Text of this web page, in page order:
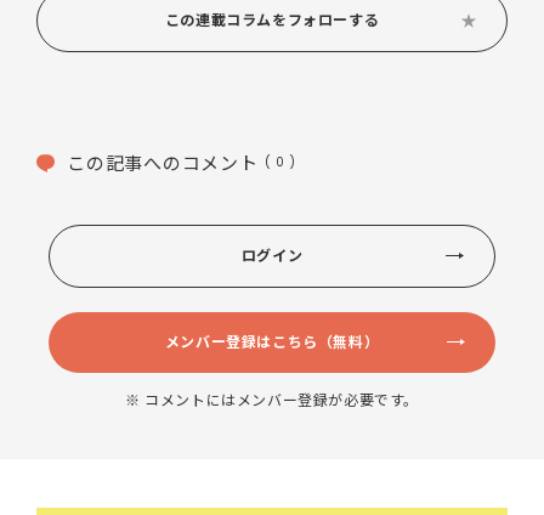
この連載コラムをフォローする
この記事へのコメント ( 0 )
ログイン
メンバー登録はこちら（無料）
※ コメントにはメンバー登録が必要です。